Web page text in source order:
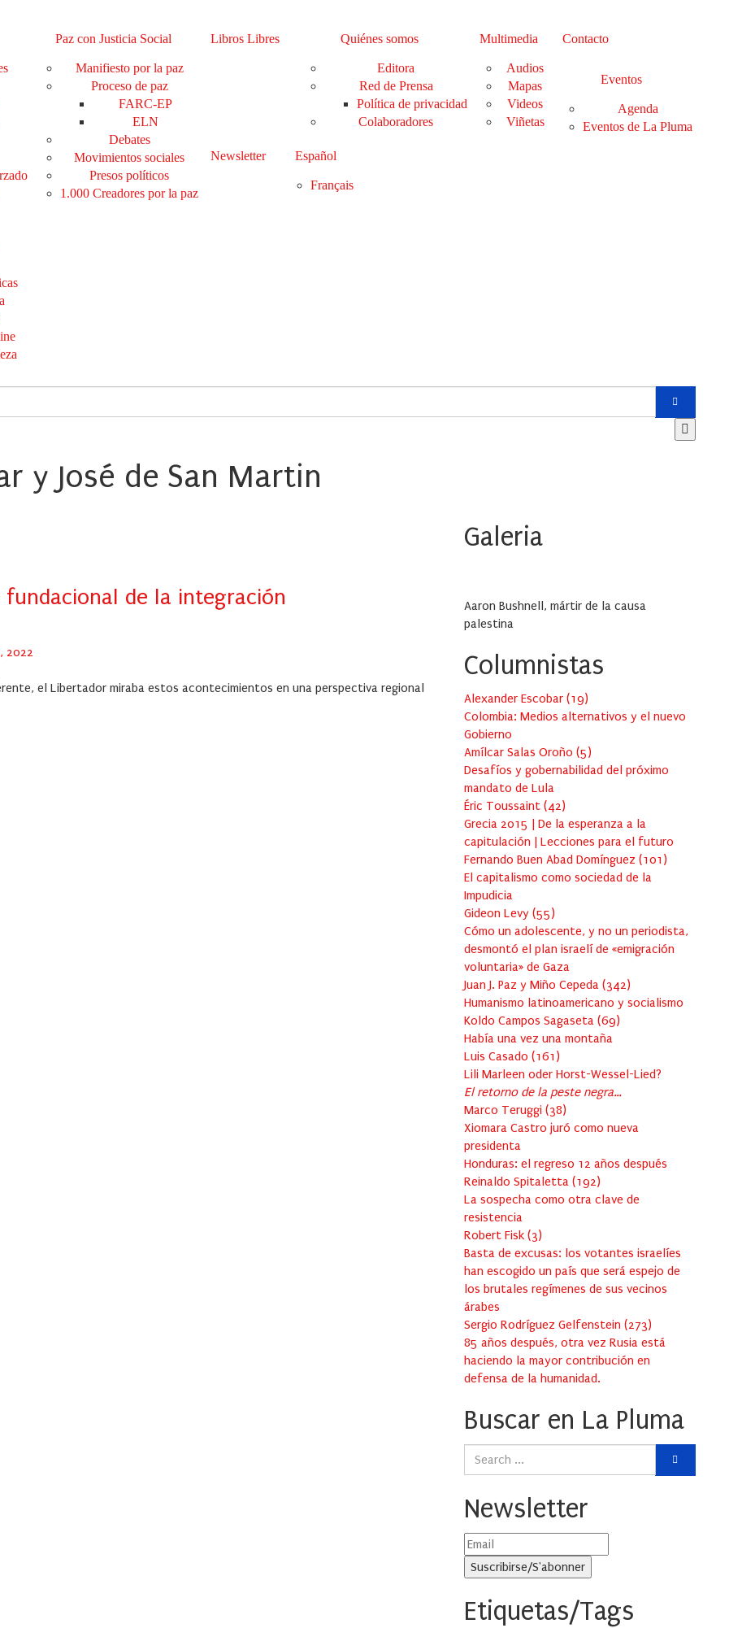
Paz con Justicia Social
Manifiesto por la paz
Proceso de paz
FARC-EP
ELN
Debates
Movimientos sociales
Presos políticos
1.000 Creadores por la paz
Libros Libres Quiénes somos
Editora
Red de Prensa
Política de privacidad
Colaboradores
Multimedia
Audios
Mapas
Videos
Viñetas
Contacto
Eventos
Agenda
Eventos de La Pluma
Newsletter Español
Français
y José de San Martin
de la integración
2022
el Libertador miraba estos acontecimientos en una perspectiva regional
Galeria
Aaron Bushnell, mártir de la causa
palestina
Columnistas
Alexander Escobar (19)
Colombia: Medios alternativos y el nuevo
Gobierno
Amílcar Salas Oroño (5)
Desafíos y gobernabilidad del próximo
mandato de Lula
Éric Toussaint (42)
Grecia 2015 | De la esperanza a la
capitulación | Lecciones para el futuro
Fernando Buen Abad Domínguez (101 )
El capitalismo como sociedad de la
Impudicia
Gideon Levy (55)
Cómo un adolescente, y no un periodista,
desmontó el plan israelí de «emigración
voluntaria» de Gaza
Juan J. Paz y Miño Cepeda (342)
Humanismo latinoamericano y socialismo
Koldo Campos Sagaseta (69)
Había una vez una montaña
Luis Casado (161 )
Lili Marleen oder Horst-Wessel-Lied?
El retorno de la peste negra…
Marco Teruggi (38)
Xiomara Castro juró como nueva
presidenta
Honduras: el regreso 12 años después
Reinaldo Spitaletta (192)
La sospecha como otra clave de
resistencia
Robert Fisk (3)
Basta de excusas: los votantes israelíes
han escogido un país que será espejo de
los brutales regímenes de sus vecinos
árabes
Sergio Rodríguez Gelfenstein (273)
85 años después, otra vez Rusia está
haciendo la mayor contribución en
defensa de la humanidad.
Buscar en La Pluma
Newsletter
Etiquetas/Tags